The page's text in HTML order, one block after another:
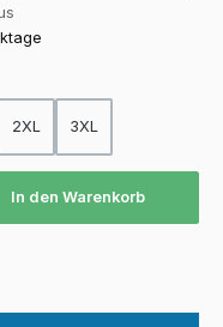
2XL 3XL
In den Warenkorb